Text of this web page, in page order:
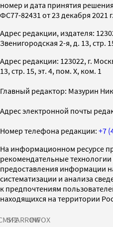
номер и дата принятия
ФС77-82431 от 23 декабря 2021 г.
Адрес редакции, издателя:
Звенигородская 2-я, д. 13, стр.
Адрес редакции: 123022, г.
13, стр. 15, эт. 4, пом. X, ком. 1
Главный редактор: Мазурин
Адрес электронной почты
Номер телефона редакции: +7
На информационном ресурсе
рекомендательные
предоставления информации
систематизации и анализа
к предпочтениям
находящихся на территории
SPARROWINFOX